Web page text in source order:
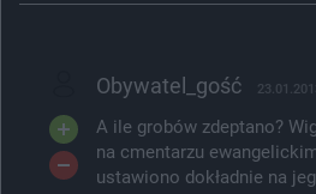
Obywatel_gość
A ile grobów zdeptano?
na cmentarzu
ustawiono dokładnie na